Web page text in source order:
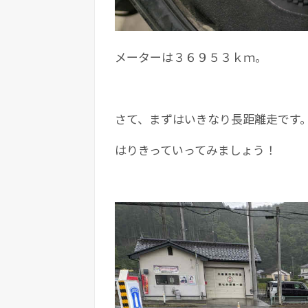
メーターは３６９５３ｋｍ。
さて、まずはいきなり長距離走です
はりきっていってみましょう！